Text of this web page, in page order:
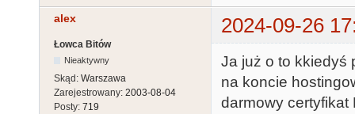
alex 2024-09-26
Łowca Bitów
Nieaktywny
Skąd: Warszawa
Zarejestrowany: 2003-08-04
Posty: 719
Ja już o to kkiedyś
na koncie
darmowy certyfikat